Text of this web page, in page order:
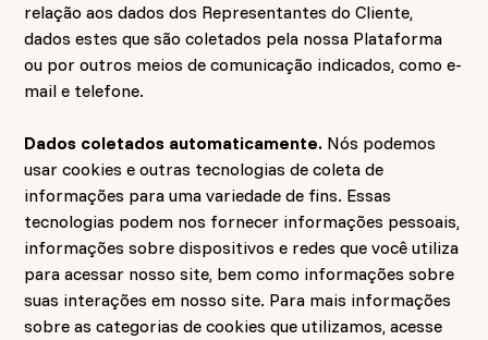
relação aos dados dos Representantes do Cliente,
dados estes que são coletados pela nossa Plataforma
ou por outros meios de comunicação indicados, como e-
mail e telefone.
Dados coletados automaticamente. Nós podemos
usar cookies e outras tecnologias de coleta de
informações para uma variedade de fins. Essas
tecnologias podem nos fornecer informações pessoais,
informações sobre dispositivos e redes que você utiliza
para acessar nosso site, bem como informações sobre
suas interações em nosso site. Para mais informações
sobre as categorias de cookies que utilizamos, acesse